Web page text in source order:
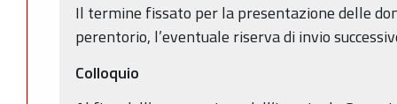
Il termine fissato per la presentazione delle
perentorio, l’eventuale riserva di invio
Colloquio